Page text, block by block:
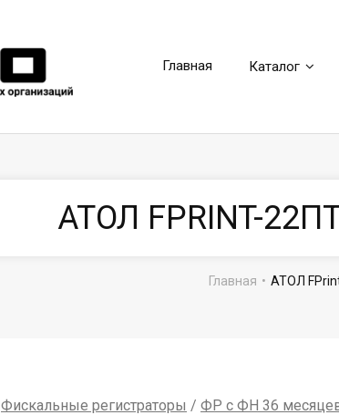
Главная Каталог
АТОЛ FPRINT-
Главная • АТОЛ
Фискальные регистраторы / ФР с ФН 36